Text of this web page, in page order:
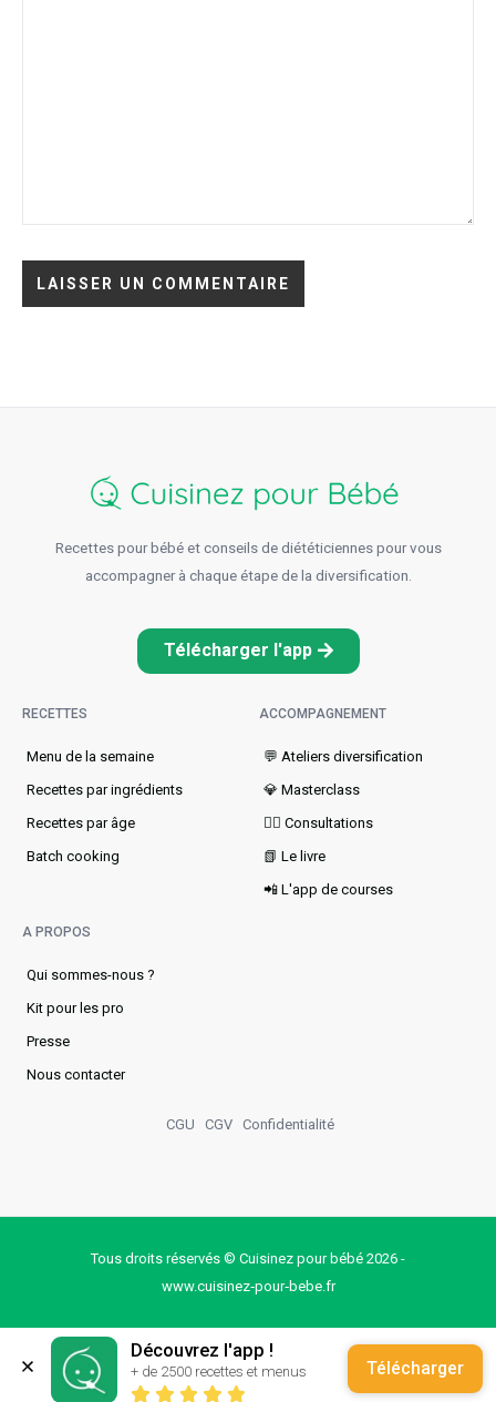
Recettes pour bébé et conseils de diététiciennes pour vous
accompagner à chaque étape de la diversification.
Télécharger l'app
RECETTES
Menu de la semaine​
Recettes par ingrédients
Recettes par âge
Batch cooking
ACCOMPAGNEMENT
💬 Ateliers diversification
💎 Masterclass
👩‍⚕️ Consultations
📗 Le livre
📲 L'app de courses
A PROPOS
Qui sommes-nous ?
Kit pour les pro
Presse
Nous contacter
CGU CGV Confidentialité
Tous droits réservés © Cuisinez pour bébé 2026 -
www.cuisinez‑pour‑bebe.fr
Découvrez l'app !
+ de 2500 recettes et menus Télécharger